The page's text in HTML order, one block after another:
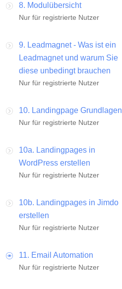
8. Modulübersicht
Nur für registrierte Nutzer
9. Leadmagnet - Was ist ein
Leadmagnet und warum Sie
diese unbedingt brauchen
Nur für registrierte Nutzer
10. Landingpage Grundlagen
Nur für registrierte Nutzer
10a. Landingpages in
WordPress erstellen
Nur für registrierte Nutzer
10b. Landingpages in Jimdo
erstellen
Nur für registrierte Nutzer
11. Email Automation
Nur für registrierte Nutzer